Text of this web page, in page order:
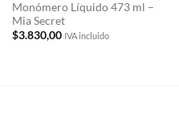
Monómero Líquido 473 ml –
Mia Secret
$3.830,00 IVA incluido